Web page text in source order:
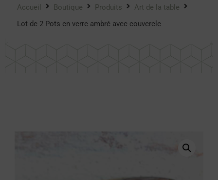
Accueil Boutique Produits
Art de la table
Lot de 2 Pots en verre ambré avec couvercle